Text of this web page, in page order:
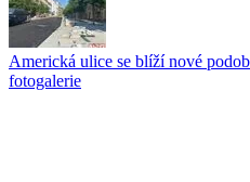
Americká ulice se blíží nové
fotogalerie